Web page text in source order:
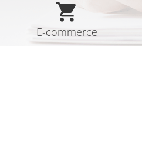
E-commerce